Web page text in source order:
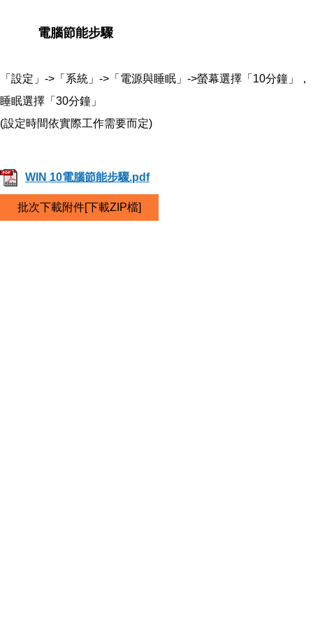
電腦節能步驟
「設定」->「系統」->「電源與睡眠」->螢幕選擇「10分鐘」，
睡眠選擇「30分鐘」
(設定時間依實際工作需要而定)
WIN 10電腦節能步驟.pdf
批次下載附件[下載ZIP檔]